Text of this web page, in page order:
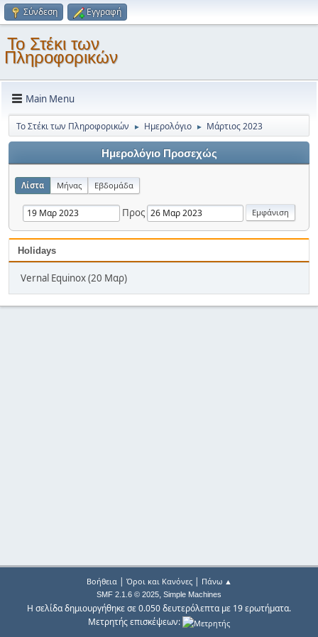
Σύνδεση Εγγραφή
Το Στέκι των
Πληροφορικών
Main Menu
Το Στέκι των Πληροφορικών ► Ημερολόγιο ► Μάρτιος 2023
Ημερολόγιο Προσεχώς
Λίστα Μήνας Εβδομάδα
Προς
Holidays
Vernal Equinox (20 Μαρ)
Βοήθεια| Όροι και Κανόνες| Πάνω ▲
SMF 2.1.6 © 2025, Simple Machines
Η σελίδα δημιουργήθηκε σε 0.050 δευτερόλεπτα με 19 ερωτήματα.
Μετρητής επισκέψεων: